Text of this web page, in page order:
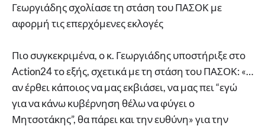
Γεωργιάδης σχολίασε τη στάση του ΠΑΣΟΚ με
αφορμή τις επερχόμενες εκλογές
Πιο συγκεκριμένα, ο κ. Γεωργιάδης υποστήριξε στο
Action24 το εξής, σχετικά με τη στάση του ΠΑΣΟΚ: «…
αν έρθει κάποιος να μας εκβιάσει, να μας πει “εγώ
για να κάνω κυβέρνηση θέλω να φύγει ο
Μητσοτάκης”, θα πάρει και την ευθύνη» για την